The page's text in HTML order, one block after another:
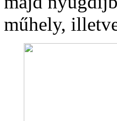
műhely,